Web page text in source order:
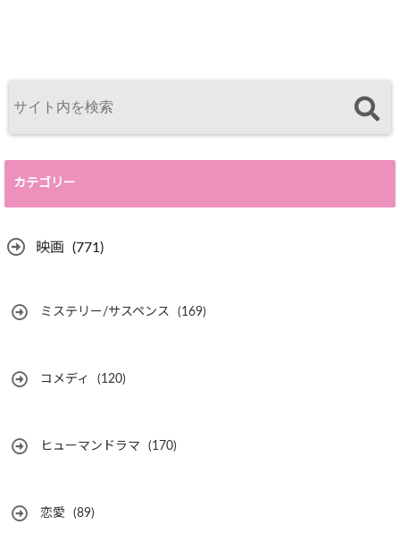
カテゴリー
映画 (771)
ミステリー/サスペンス (169)
コメディ (120)
ヒューマンドラマ (170)
恋愛 (89)